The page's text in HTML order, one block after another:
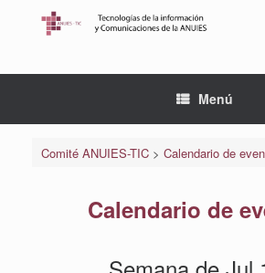
Menú
Comité ANUIES-TIC> Calendario de
Calendario de